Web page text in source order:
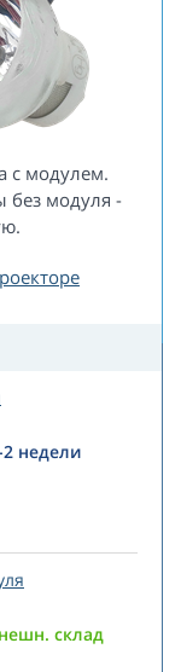
с модулем.
без модуля -
2 недели
склад